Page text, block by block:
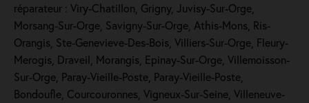
réparateur : Viry-Chatillon, Grigny, Juvisy-Sur-Orge,
Morsang-Sur-Orge, Savigny-Sur-Orge, Athis-Mons, Ris-
Orangis, Ste-Genevieve-Des-Bois, Villiers-Sur-Orge, Fleury-
Merogis, Draveil, Morangis, Epinay-Sur-Orge, Villemoisson-
Sur-Orge, Paray-Vieille-Poste, Paray-Vieille-Poste,
Bondoufle, Courcouronnes, Vigneux-Sur-Seine, Villeneuve-